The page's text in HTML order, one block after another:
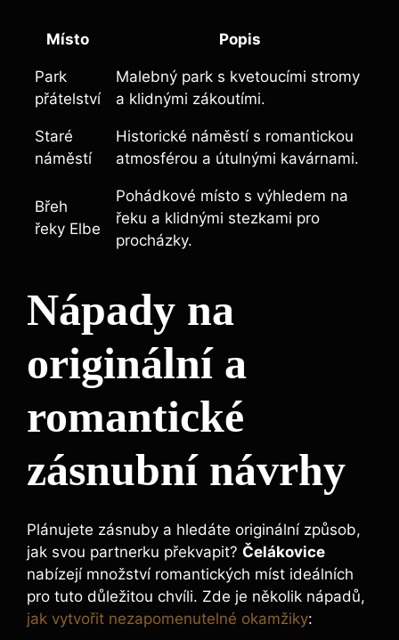
Místo Popis
Park
přátelství
Malebný park s kvetoucími stromy
a klidnými zákoutími.
Staré
náměstí
Historické náměstí s romantickou
atmosférou a útulnými kavárnami.
Břeh
řeky Elbe
Pohádkové místo s výhledem na
řeku a klidnými stezkami pro
procházky.
Nápady na
originální a
romantické
zásnubní návrhy
Plánujete zásnuby a hledáte originální způsob,
jak svou partnerku překvapit? Čelákovice
nabízejí množství romantických míst ideálních
pro tuto důležitou chvíli. Zde je několik nápadů,
jak vytvořit nezapomenutelné okamžiky: